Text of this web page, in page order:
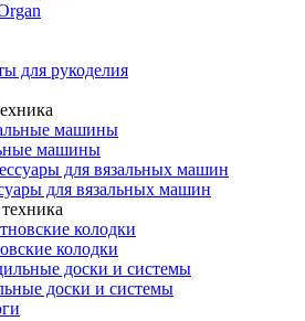
для рукоделия
машины
для вязальных машин
колодки
доски и системы